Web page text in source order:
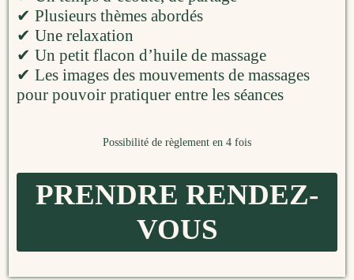
✔ Plusieurs thèmes abordés
✔ Une relaxation
✔ Un petit flacon d’huile de massage
✔ Les images des mouvements de massages
pour pouvoir pratiquer entre les séances
Possibilité de règlement en 4 fois
PRENDRE RENDEZ-
VOUS